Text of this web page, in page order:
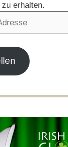
erhalten.